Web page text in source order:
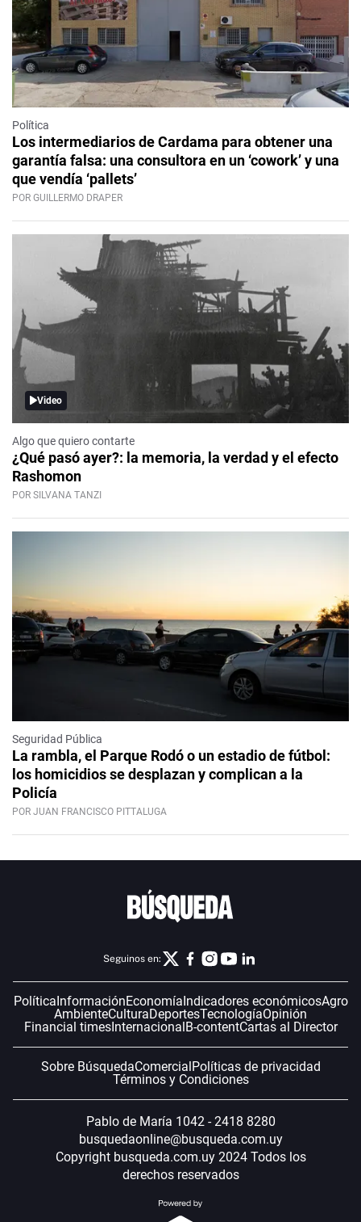
Política
Los intermediarios de Cardama para obtener una
garantía falsa: una consultora en un ‘cowork’ y una
que vendía ‘pallets’
POR GUILLERMO DRAPER
Video
Algo que quiero contarte
¿Qué pasó ayer?: la memoria, la verdad y el efecto
Rashomon
POR SILVANA TANZI
Seguridad Pública
La rambla, el Parque Rodó o un estadio de fútbol:
los homicidios se desplazan y complican a la
Policía
POR JUAN FRANCISCO PITTALUGA
Seguinos en:
Política InformaciónEconomía Indicadores económicosAgro
AmbienteCulturaDeportesTecnologíaOpinión
Financial timesInternacional B-contentCartas al Director
Sobre BúsquedaComercial Políticas de privacidad
Términos y Condiciones
Pablo de María 1042 - 2418 8280
busquedaonline@busqueda.com.uy
Copyright busqueda.com.uy 2024 Todos los
derechos reservados